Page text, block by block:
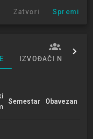
IZVOĐAČI NASTAVE
Semestar Obavezan
Zatvori Spremi